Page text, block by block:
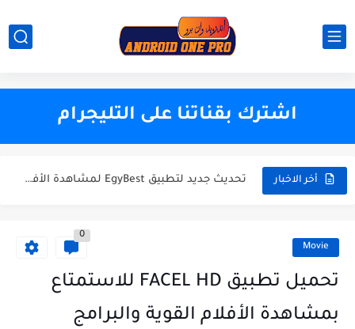
اشترك بقناتنا على التليجرام
أخر الاخبار تحميل تطبيق ULTRA ONE لمشاهدة القنوات العربية و العالمية والافلام والمسلسلات
بأخر تحديث تحميل تطبيق ZALTV العربي لمشاهدة القنوات العربية بجودة... Movie
0
تحميل تطبيق FACEL HD للاستمتاع
بمشاهدة الأفلام القوية والبرامج